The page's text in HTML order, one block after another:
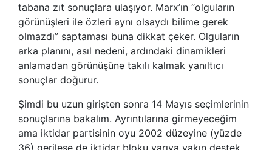
tabana zıt sonuçlara ulaşıyor. Marx’ın “olguların
görünüşleri ile özleri aynı olsaydı bilime gerek
olmazdı” saptaması buna dikkat çeker. Olguların
arka planını, asıl nedeni, ardındaki dinamikleri
anlamadan görünüşüne takılı kalmak yanıltıcı
sonuçlar doğurur.
Şimdi bu uzun girişten sonra 14 Mayıs seçimlerinin
sonuçlarına bakalım. Ayrıntılarına girmeyeceğim
ama iktidar partisinin oyu 2002 düzeyine (yüzde
36) gerilese de iktidar bloku yarıya yakın destek